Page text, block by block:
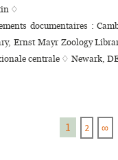
♢
documentaires :
Ernst Mayr Zoology
cen­trale ♢ Newark,
1 2 ∞